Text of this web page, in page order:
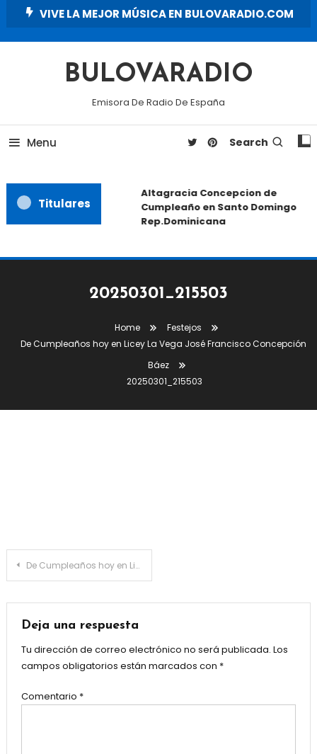
VIVE LA MEJOR MÚSICA EN BULOVARADIO.COM
BULOVARADIO
Emisora De Radio De España
Menu Search
Titulares
Altagracia Concepcion de
Cumpleaño en Santo Domingo
Rep.Dominicana
20250301_215503
Home
Festejos
De Cumpleaños hoy en Licey La Vega José Francisco Concepción
Báez
20250301_215503
Navegación
entradas
De Cumpleaños hoy en Licey La Vega José Francisco Concepción Báez
Deja una respuesta
Tu dirección de correo electrónico no será publicada. Los
campos obligatorios están marcados con *
Comentario *